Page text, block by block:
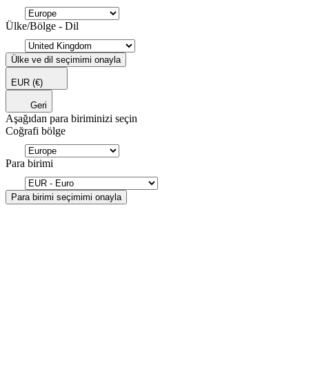
Ülke/Bölge - Dil
Ülke ve dil seçimimi onayla
EUR (€)
Geri
Aşağıdan para biriminizi seçin
Coğrafi bölge
Para birimi
Para birimi seçimimi onayla